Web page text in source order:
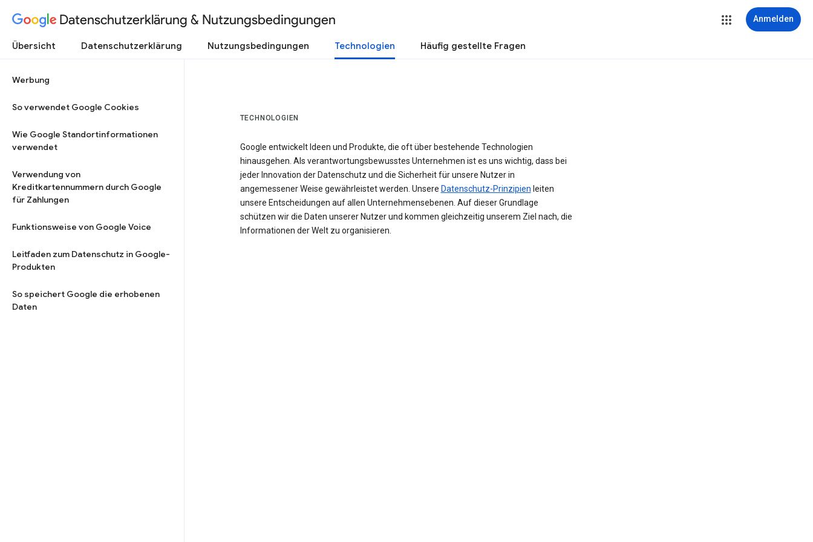
Datenschutzerklärung & Nutzungsbedingungen Anmelden
Übersicht Datenschutzerklärung Nutzungsbedingungen Technologien Häufig gestellte Fragen
Werbung
So verwendet Google Cookies
Wie Google Standortinformationen
verwendet
Verwendung von
Kreditkartennummern durch Google
für Zahlungen
Funktionsweise von Google Voice
Leitfaden zum Datenschutz in Google-
Produkten
So speichert Google die erhobenen
Daten
TECHNOLOGIEN
Google entwickelt Ideen und Produkte, die oft über bestehende Technologien
hinausgehen. Als verantwortungsbewusstes Unternehmen ist es uns wichtig, dass bei
jeder Innovation der Datenschutz und die Sicherheit für unsere Nutzer in
angemessener Weise gewährleistet werden. Unsere Datenschutz-Prinzipien leiten
unsere Entscheidungen auf allen Unternehmensebenen. Auf dieser Grundlage
schützen wir die Daten unserer Nutzer und kommen gleichzeitig unserem Ziel nach, die
Informationen der Welt zu organisieren.